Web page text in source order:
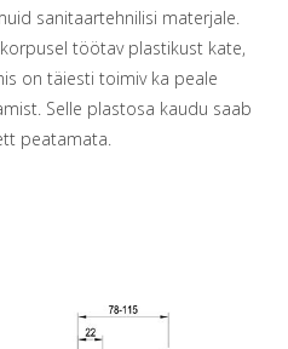
sanitaartehnilisi materjale.
töötav plastikust kate,
on täiesti toimiv ka peale
Selle plastosa kaudu saab
peatamata.